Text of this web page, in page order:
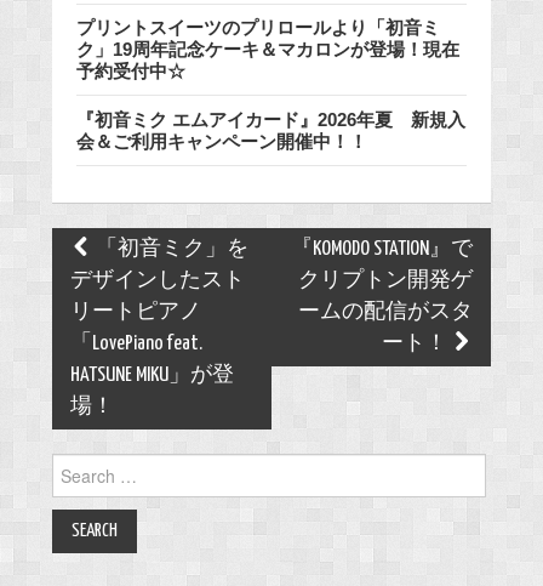
プリントスイーツのプリロールより「初音ミ
ク」19周年記念ケーキ＆マカロンが登場！現在
予約受付中☆
『初音ミク エムアイカード』2026年夏 新規入
会＆ご利用キャンペーン開催中！！
Post
navigation
「初音ミク」を
デザインしたスト
リートピアノ
「LovePiano feat.
HATSUNE MIKU」が登
場！
『KOMODO STATION』で
クリプトン開発ゲ
ームの配信がスタ
ート！
for: